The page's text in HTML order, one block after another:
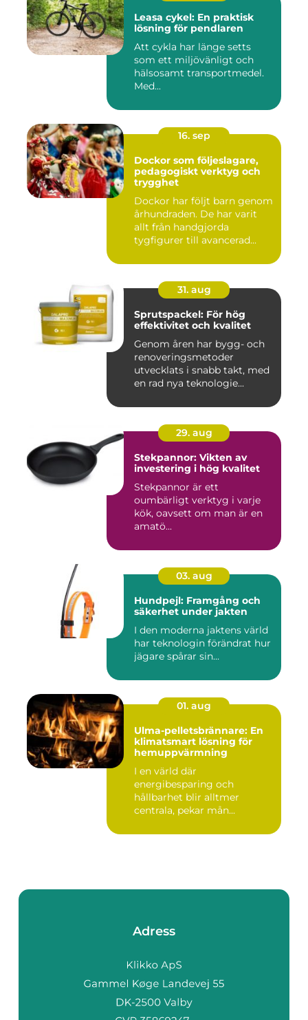
Leasa cykel: En praktisk
lösning för pendlaren
Att cykla har länge setts
som ett miljövänligt och
hälsosamt transportmedel.
Med...
16. sep
Dockor som följeslagare,
pedagogiskt verktyg och
trygghet
Dockor har följt barn genom
århundraden. De har varit
allt från handgjorda
tygfigurer till avancerad...
31. aug
Sprutspackel: För hög
effektivitet och kvalitet
Genom åren har bygg- och
renoveringsmetoder
utvecklats i snabb takt, med
en rad nya teknologie...
29. aug
Stekpannor: Vikten av
investering i hög kvalitet
Stekpannor är ett
oumbärligt verktyg i varje
kök, oavsett om man är en
amatö...
03. aug
Hundpejl: Framgång och
säkerhet under jakten
I den moderna jaktens värld
har teknologin förändrat hur
jägare spårar sin...
01. aug
Ulma-pelletsbrännare: En
klimatsmart lösning för
hemuppvärmning
I en värld där
energibesparing och
hållbarhet blir alltmer
centrala, pekar mån...
Adress